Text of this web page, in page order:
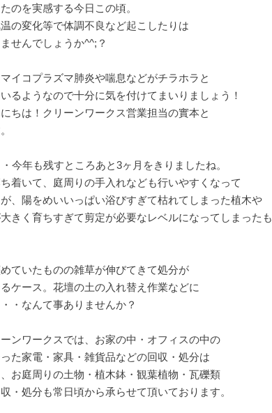
のを実感する今日この頃。
の変化等で体調不良など起こしたりは
せんでしょうか^^;？
イコプラズマ肺炎や喘息などがチラホラと
るようなので十分に気を付けてまいりましょう！
ちは！クリーンワークス営業担当の實本と
今年も残すところあと3ヶ月をきりましたね。
着いて、庭周りの手入れなども行いやすくなって
、陽をめいいっぱい浴びすぎて枯れてしまった植木や
きく育ちすぎて剪定が必要なレベルになってしまったも
ていたものの雑草が伸びてきて処分が
ケース。花壇の土の入れ替え作業などに
・なんて事ありませんか？
ンワークスでは、お家の中・オフィスの中の
た家電・家具・雑貨品などの回収・処分は
お庭周りの土物・植木鉢・観葉植物・瓦礫類
・処分も常日頃から承らせて頂いております。